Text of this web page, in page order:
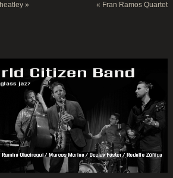
» « Fran Ramos Quartet